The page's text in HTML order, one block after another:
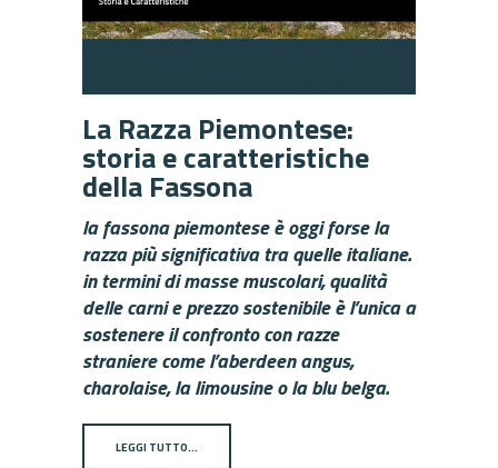
La Razza Piemontese:
storia e caratteristiche
della Fassona
la fassona piemontese è oggi forse la
razza più significativa tra quelle italiane.
in termini di masse muscolari, qualità
delle carni e prezzo sostenibile è l’unica a
sostenere il confronto con razze
straniere comel’aberdeen angus,
charolaise, la limousine o la blu belga.
LEGGI TUTTO…